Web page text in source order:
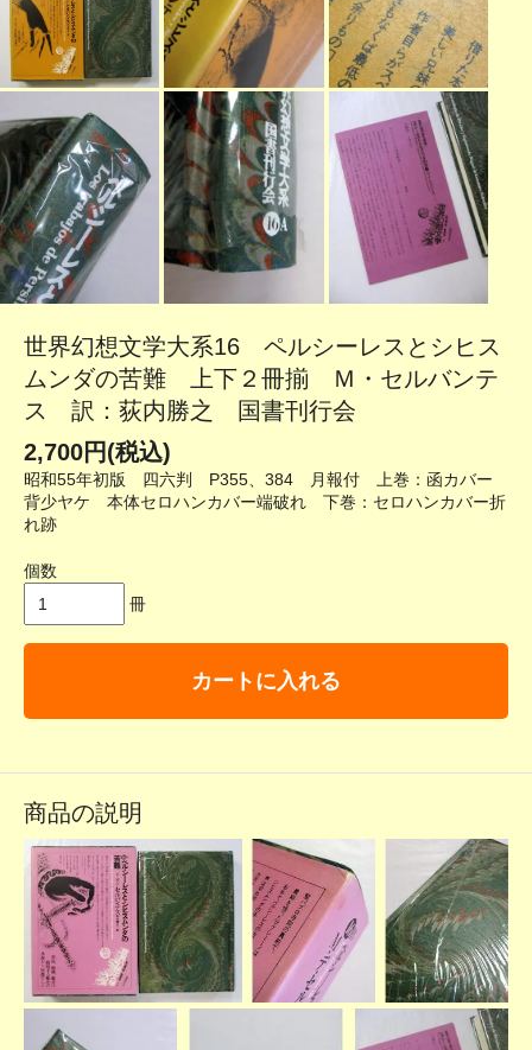
世界幻想文学大系16 ペルシーレスとシヒス
ムンダの苦難 上下２冊揃 Ｍ・セルバンテ
ス 訳：荻内勝之 国書刊行会
2,700円(税込)
昭和55年初版 四六判 P355、384 月報付 上巻：函カバー
背少ヤケ 本体セロハンカバー端破れ 下巻：セロハンカバー折
れ跡
個数
冊
カートに入れる
商品の説明